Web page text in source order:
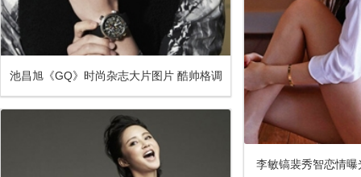
池昌旭《GQ》时尚杂志大片图片 酷帅格调
尽显霸道型格
李敏镐裴秀智恋情